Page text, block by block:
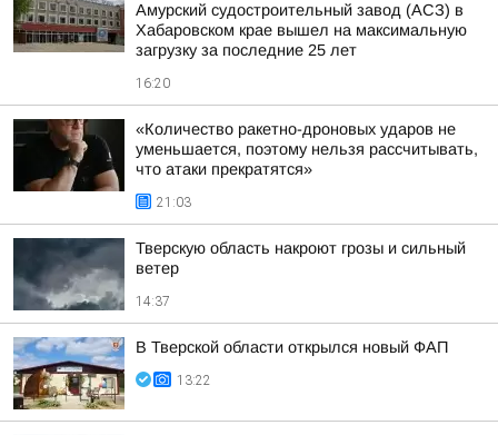
Амурский судостроительный завод (АСЗ) в
Хабаровском крае вышел на максимальную
загрузку за последние 25 лет
16:20
«Количество ракетно-дроновых ударов не
уменьшается, поэтому нельзя рассчитывать,
что атаки прекратятся»
21:03
Тверскую область накроют грозы и сильный
ветер
14:37
В Тверской области открылся новый ФАП
13:22